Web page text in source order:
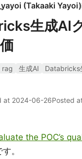
(Takaaki Yayoi)
生成AI
rag 生成AI
Databricks
at 2024-06-26Posted
the POC’s
。